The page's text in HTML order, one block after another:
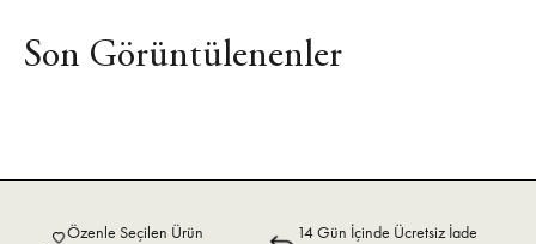
Son Görüntülenenler
Özenle Seçilen Ürün
14 Gün İçinde Ücretsiz İade